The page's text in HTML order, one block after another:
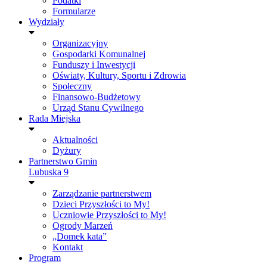
Formularze
Wydziały
Organizacyjny
Gospodarki Komunalnej
Funduszy i Inwestycji
Oświaty, Kultury, Sportu i Zdrowia
Społeczny
Finansowo-Budżetowy
Urząd Stanu Cywilnego
Rada Miejska
Aktualności
Dyżury
Partnerstwo Gmin
Lubuska 9
Zarządzanie partnerstwem
Dzieci Przyszłości to My!
Uczniowie Przyszłości to My!
Ogrody Marzeń
„Domek kata”
Kontakt
Program